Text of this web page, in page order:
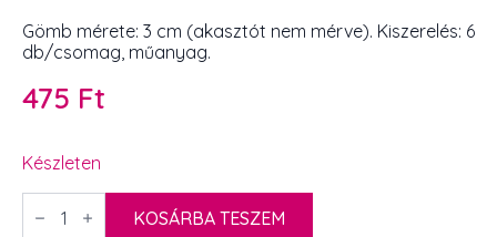
Gömb mérete: 3 cm (akasztót nem mérve). Kiszerelés: 6
db/csomag, műanyag.
475 Ft
Készleten
Gömbdísz
piros
KOSÁRBA TESZEM